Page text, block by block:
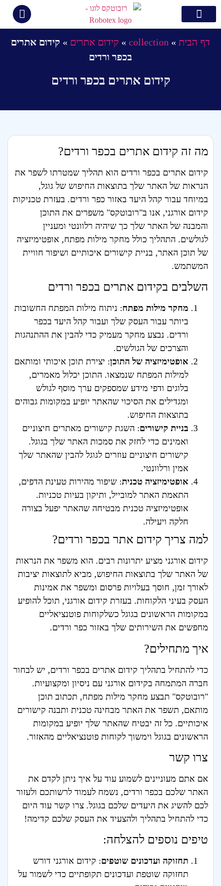
דף הבית »
collection
» קידום אתרים » קידום אתרים
בכפר ורדים
קידום אתרים בכפר ורדים
מה זה קידום אתרים בכפר ורדים?
קידום אתרים בכפר ורדים הוא תהליך שמטרתו לשפר את
הנראות של האתר שלך בתוצאות החיפוש של גוגל,
במיוחד עבור קהל היעד באזור כפר ורדים. בעזרת טכניקות
קידום אורגני, אנו ב"רובוטקס" משפרים את התוכן
והמבנה של האתר שלך כך שיהיה רלוונטי ומעניין
לגולשים. התהליך כולל מחקר מילות מפתח, אופטימיזציה
של תוכן האתר, בניית קישורים איכותיים ושיפור חוויית
המשתמש.
השלבים בקידום אתרים בכפר ורדים
מחקר מילות מפתח: ניתוח מילות המפתח החשובות
ביותר עבור העסק שלך ועבור קהל היעד בכפר
ורדים. נבצע מחקר מעמיק כדי להבין את ההתנהגות
והצרכים של הגולשים.
אופטימיזציה של התוכן: יצירת תוכן איכותי ומותאם
למילות המפתח שנמצאו. התוכן יכלול מאמרים,
בלוגים ודפי מידע שמספקים ערך מוסף לגולש
ומגדילים את הסיכוי שהאתר יופיע במקומות גבוהים
בתוצאות החיפוש.
בניית קישורים: השגת קישורים מאתרים חיצוניים
ואמינים כדי לחזק את סמכות האתר שלך בגוגל.
קישורים חיצוניים עוזרים לגוגל להבין שהאתר שלך
אמין ורלוונטי.
אופטימיזציה טכנית: שיפור מהירות טעינת הדפים,
התאמת האתר למובייל, ותיקון בעיות טכניות.
אופטימיזציה טכנית מבטיחה שהאתר יפעל בצורה
חלקה ויעילה.
למה צריך קידום אתר בכפר ורדים?
קידום אורגני מציע יתרונות רבים. הוא משפר את הנראות
של האתר שלך בתוצאות החיפוש, מביא לתוצאות יציבות
לאורך זמן, חוסך בעלויות פרסום ומשפר את אמינות
העסק בעיני הלקוחות. בעזרת קידום אורגני, תוכל להופיע
במקומות הראשונים בגוגל כשלקוחות פוטנציאליים
מחפשים את השירותים שלך באזור כפר ורדים.
איך מתחילים?
כדי להתחיל בתהליך קידום אתרים בכפר ורדים, יש לבחור
חברה המתמחה בקידום אורגני עם ניסיון ומקצועיות.
"רובוטקס" תבצע מחקר מילות מפתח, תכתוב תוכן
מותאם, תשפר את האתר מבחינה טכנית ותבנה קישורים
איכותיים. כל זה יבטיח שהאתר שלך יופיע במקומות
הראשונים בגוגל וימשוך לקוחות פוטנציאליים מהאזור.
צרו קשר
אם אתם מעוניינים לשמוע עוד על איך ניתן לקדם את
האתר שלכם בכפר ורדים, נשמח לעמוד לרשותכם ולעזור
לכם להשיג את היעדים שלכם בגוגל. צרו קשר עוד היום
כדי להתחיל בתהליך ולהצעיד את העסק שלכם קדימה!
טיפים נוספים להצלחה:
תחזוקה ועדכונים שוטפים: קידום אורגני דורש
תחזוקה שוטפת ועדכונים תקופתיים כדי לשמור על